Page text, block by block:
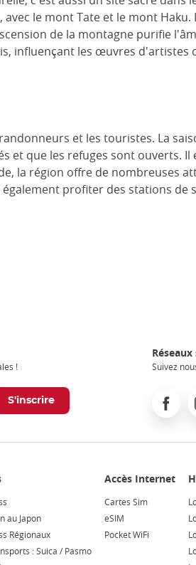
le mont Tate et le mont
de la montagne purifie
influençant les œuvres d'artistes
et les touristes. La
et que les refuges sont ouverts.
la région offre de nombreuses
profiter des stations de
! Suivez
Facebook
au Japon
Régionaux
: Suica / Pasmo
Cartes Sim
eSIM
Pocket WiFi